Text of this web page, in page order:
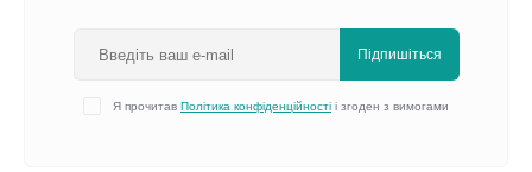
Підпишіться
Я прочитав Політика конфіденційності і згоден з вимогами